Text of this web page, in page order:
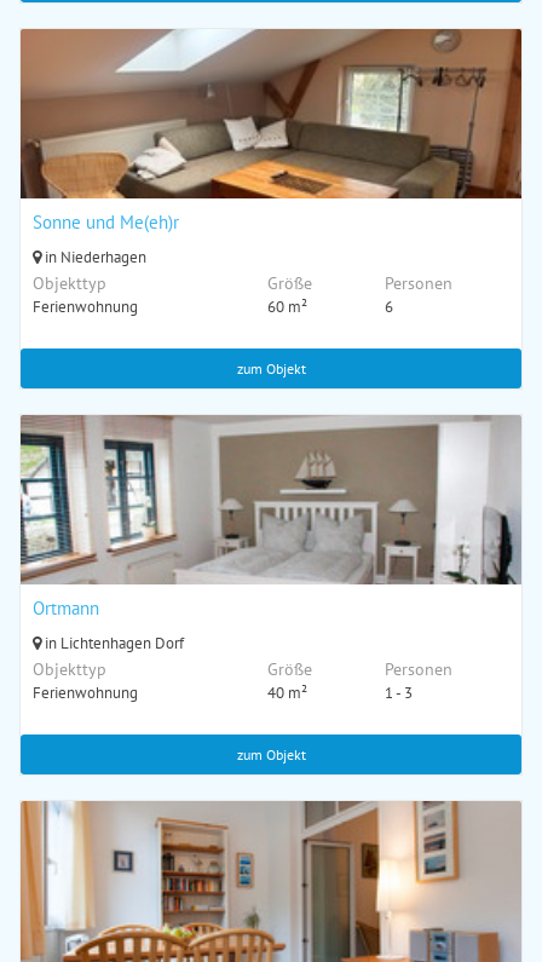
Sonne und Me(eh)r
in Niederhagen
Objekttyp
Ferienwohnung
Größe
60 m²
Personen
6
zum Objekt
Ortmann
in Lichtenhagen Dorf
Objekttyp
Ferienwohnung
Größe
40 m²
Personen
1 - 3
zum Objekt